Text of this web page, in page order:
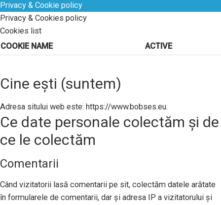
Privacy & Cookie policy
Privacy & Cookies policy
Cookies list
COOKIE NAME
ACTIVE
Cine ești (suntem)
Adresa sitului web este: https://www.bobses.eu.
Ce date personale colectăm și de
ce le colectăm
Comentarii
Când vizitatorii lasă comentarii pe sit, colectăm datele arătate
în formularele de comentarii, dar și adresa IP a vizitatorului și